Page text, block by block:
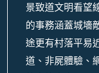
景致道文明看望
的事務涵蓋城墻
途更有村落平易
道、非屍體驗、